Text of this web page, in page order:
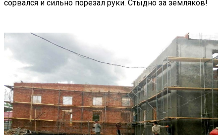
сорвался и сильно порезал руки. Стыдно за земляков!